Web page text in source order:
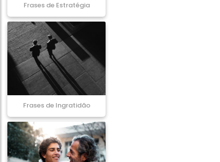
Frases de Estratégia
Frases de Ingratidão